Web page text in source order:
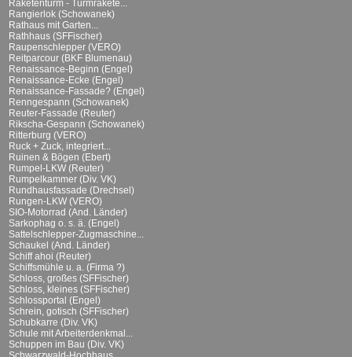
Raketenturm - Turmrakete...
Rangierlok (Schowanek)
Rathaus mit Garten...
Rathhaus (SFFischer)
Raupenschlepper (VERO)
Reitparcour (BKF Blumenau)
Renaissance-Beginn (Engel)
Renaissance-Ecke (Engel)
Renaissance-Fassade? (Engel)
Renngespann (Schowanek)
Reuter-Fassade (Reuter)
Rikscha-Gespann (Schowanek)
Ritterburg (VERO)
Ruck + Zuck, integriert...
Ruinen & Bögen (Ebert)
Rumpel-LKW (Reuter)
Rumpelkammer (Div. VK)
Rundhausfassade (Drechsel)
Rungen-LKW (VERO)
SIO-Motorrad (And. Länder)
Sarkophag o. s. ä. (Engel)
Sattelschlepper-Zugmaschine...
Schaukel (And. Länder)
Schiff ahoi (Reuter)
Schiffsmühle u. a. (Firma ?)
Schloss, großes (SFFischer)
Schloss, kleines (SFFischer)
Schlossportal (Engel)
Schrein, gotisch (SFFischer)
Schubkarre (Div. VK)
Schule mit Arbeiterdenkmal...
Schuppen im Bau (Div. VK)